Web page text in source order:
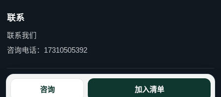
咨询 加入清单
联系
联系我们
咨询电话：17310505392
京ICP备15055597号-1 京公网安备110114000490号